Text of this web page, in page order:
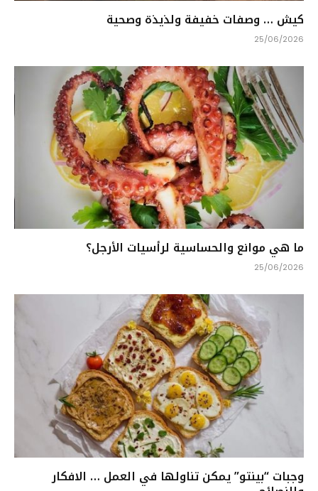
كيش … وصفات خفيفة ولذيذة وصحية
25/06/2026
ما هي موانع والحساسية لرأسيات الأرجل؟
25/06/2026
وجبات “بينتو” يمكن تناولها في العمل … الافكار